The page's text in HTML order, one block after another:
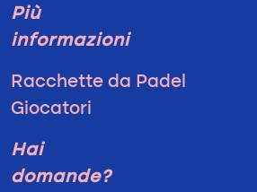
Più
informazioni
Racchette da Padel
Giocatori
Hai
domande?